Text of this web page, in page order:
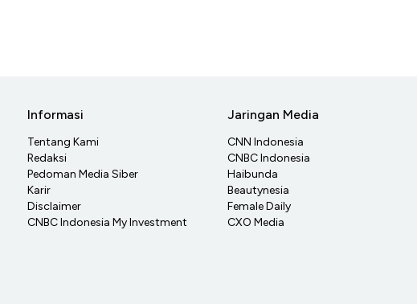
Informasi
Tentang Kami
Redaksi
Pedoman Media Siber
Karir
Disclaimer
CNBC Indonesia My Investment
Jaringan Media
CNN Indonesia
CNBC Indonesia
Haibunda
Beautynesia
Female Daily
CXO Media